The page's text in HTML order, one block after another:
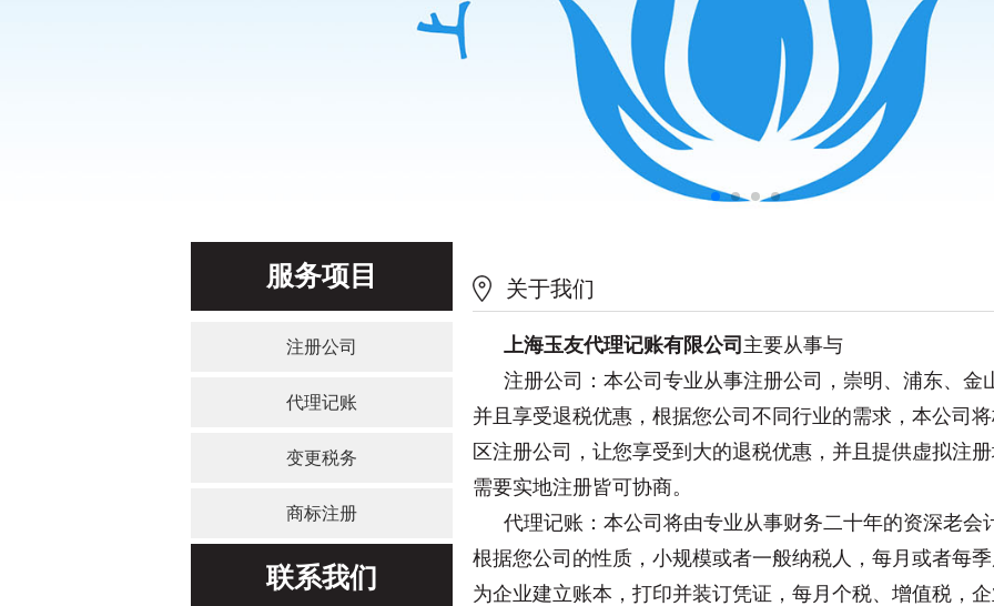
服务项目
注册公司
代理记账
变更税务
商标注册
联系我们
关于我们
上海玉友代理记账有限公司 主要从事与
注册公司：本公司专业从事注册公司，崇明、浦东、金
并且享受退税优惠，根据您公司不同行业的需求，本公司
区注册公司，让您享受到大的退税优惠，并且提供虚拟注
需要实地注册皆可协商。
代理记账：本公司将由专业从事财务二十年的资深老会
根据您公司的性质，小规模或者一般纳税人，每月或者每
为企业建立账本，打印并装订凭证，每月个税、增值税，